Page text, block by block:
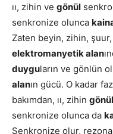
ıı, zihin ve gönül
senkronize olunca
Zaten beyin, zihin, şuur,
elektromanyetik alan
duyguların ve gönlün
alanın gücü. O kadar
bakımdan, ıı, zihin gönül
senkronize olunca da
Senkronize olur,